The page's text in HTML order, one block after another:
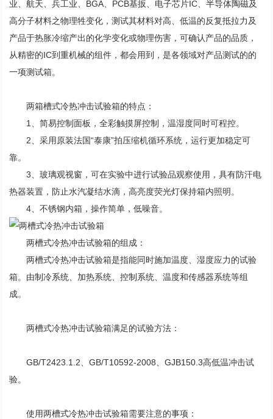
业、航天、兵工业、BGA、PCB基扳、电子芯片IC、半导体陶磁及
高分子材料之物理牲变化，测试其材料对高、低温的反复抵拉力及
产品于热胀冷缩产出的化学变化或物理伤害，可确认产品的品质，
从精密的IC到重机械的组件，都会用到，是各领域对产品测试的的
一项测试箱。
两箱槽式冷热冲击试验箱的特点：
1、简易控制面板，全彩触摸屏控制，温湿度同时可程控。
2、采用原装法国“泰康”拍压缩机循环系统，运行更加稳定可
靠。
3、玻璃观视窗，可在实验中进行试验品观察使用，具有防汗电
热器装置，防止水汽凝结水滴，高亮度荧光灯保持箱内照明。
4、不锈钢内箱，操作简单，低噪音。
两槽式冷热冲击试验箱的组成：
两槽式冷热冲击试验箱是指能同时施加温度、湿度应力的试验
箱。由制冷系统、加热系统、控制系统、温度和传感器系统等组
成。
两槽式冷热冲击试验箱满足的试验方法：
GB/T2423.1.2、GB/T10592-2008、GJB150.3高低温冲击试
验。
使用两槽式冷热冲击试验箱需要注意的事项：